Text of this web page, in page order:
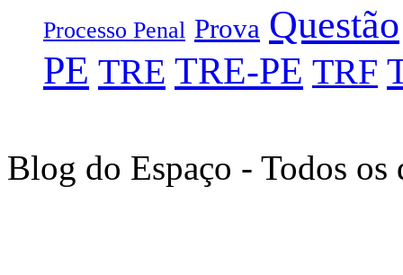
Processo Penal Prova Questão
PE TRE TRE-PE TRF
Blog do Espaço - Todos